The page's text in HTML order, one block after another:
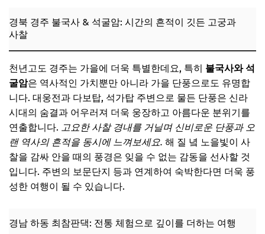
경북 경주 불국사 & 석굴암: 시간의 흔적이 깃든 고궁과
사찰
천년고도 경주는 가을에 더욱 특별한데요, 특히 불국사와 석
굴암은 역사적인 가치뿐만 아니라 가을 단풍으로도 유명합
니다. 대웅전과 다보탑, 석가탑 주변으로 물든 단풍은 신라
시대의 숨결과 어우러져 더욱 웅장하고 아름다운 분위기를
연출합니다. 고요한 사찰 경내를 거닐며 신비로운 단풍과 오
랜 역사의 흔적을 동시에 느껴보세요. 해 질 녘 노을빛이 사
찰을 감싸 안을 때의 풍경은 잊을 수 없는 감동을 선사할 것
입니다. 주변의 보문단지 등과 연계하여 숙박한다면 더욱 풍
성한 여행이 될 수 있습니다.
경남 하동 최참판댁: 전통 체험으로 깊이를 더하는 여행